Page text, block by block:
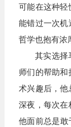
可能在这种轻
能错过一次机
哲学也抱有浓
其实选择
师们的帮助和
术兴趣后，他
深夜，每次在
他面前总是敢